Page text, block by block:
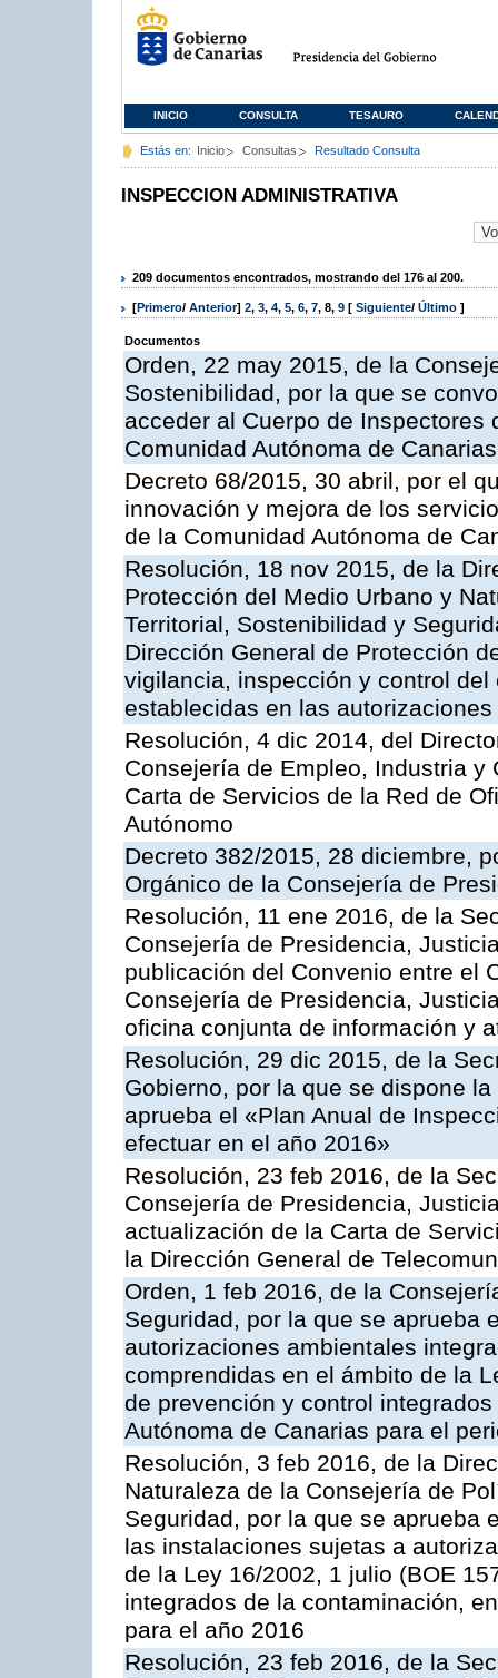
INICIO CONSULTA TESAURO
Estás en: Inicio Consultas Resultado Consulta
INSPECCION ADMINISTRATIVA
209 documentos encontrados, mostrando del 176 al 200.
[Primero/ Anterior] 2, 3, 4, 5, 6, 7, 8, 9 [ Siguiente/ Último ]
Documentos
Orden, 22 may 2015, de la
Sostenibilidad, por la que se
acceder al Cuerpo de
Comunidad Autónoma de Canarias
Decreto 68/2015, 30 abril, por el
innovación y mejora de los
de la Comunidad Autónoma de
Resolución, 18 nov 2015, de la
Protección del Medio Urbano y
Territorial, Sostenibilidad y
Dirección General de Protección
vigilancia, inspección y control
establecidas en las
Resolución, 4 dic 2014, del
Consejería de Empleo, Industria
Carta de Servicios de la Red de
Autónomo
Decreto 382/2015, 28 diciembre,
Orgánico de la Consejería de
Resolución, 11 ene 2016, de la
Consejería de Presidencia,
publicación del Convenio entre el
Consejería de Presidencia,
oficina conjunta de información y
Resolución, 29 dic 2015, de la
Gobierno, por la que se dispone
aprueba el «Plan Anual de
efectuar en el año 2016»
Resolución, 23 feb 2016, de la
Consejería de Presidencia,
actualización de la Carta de
la Dirección General de
Orden, 1 feb 2016, de la
Seguridad, por la que se aprueba
autorizaciones ambientales
comprendidas en el ámbito de la
de prevención y control
Autónoma de Canarias para el
Resolución, 3 feb 2016, de la
Naturaleza de la Consejería de
Seguridad, por la que se aprueba
las instalaciones sujetas a
de la Ley 16/2002, 1 julio (BOE
integrados de la contaminación,
para el año 2016
Resolución, 23 feb 2016, de la